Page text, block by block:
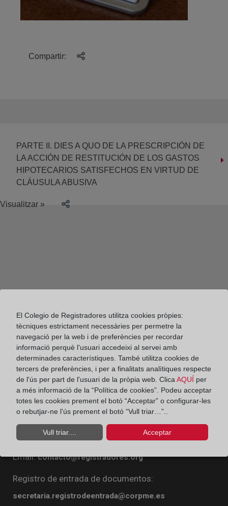
Compartir:
PARTE II. DIES A QUO DE LA PRESCRIPCIÓN DE
LA ACCIÓN DE RESTITUCIÓN DE LOS GASTOS
HIPOTECARIOS SATISFECHOS EN VIRTUD DE
CLÁUSULA ABUSIVA
Visualitzar »
Colegio de Registradores
Diego de León, 21. 28006 Madrid
Teléfono:91 270 16 99
Fax:91 564 11 59
Email:contacto@registradores.org
Registro de entrada de documentos:
secretaria.registrodeentrada@corpme.es
El Colegio de Registradores utilitza cookies pròpies:
tècniques estrictament necessàries per permetre la
navegació per la web i de preferències per recordar
informació perquè l'usuari accedeixi al servei amb
determinades característiques. També utilitza cookies de
tercers de preferències, i per a finalitats analítiques respecte
de l'ús per part de l'usuari de la pròpia web. ClicaAQUÍ per
a més informació de la “Política de cookies”. Podeu acceptar
totes les cookies prement el botó “Acceptar” o configurar-les
o rebutjar-ne l'ús prement el botó “Vull triar…”..
Vull triar.... Acceptar